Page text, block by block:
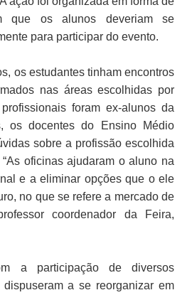
que os alunos deveriam se
para participar do evento.
os estudantes tinham encontros
nas áreas escolhidas por
foram ex-alunos da
os docentes do Ensino Médio
sobre a profissão escolhida
oficinas ajudaram o aluno na
e a eliminar opções que o ele
no que se refere a mercado de
coordenador da Feira,
a participação de diversos
a se reorganizar em